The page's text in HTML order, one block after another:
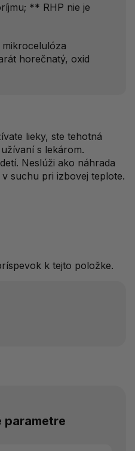
** RHP nie je
mikrocelulóza
horečnatý, oxid
lieky, ste tehotná
s lekárom.
Neslúži ako náhrada
suchu pri izbovej teplote.
k tejto položke.
parametre